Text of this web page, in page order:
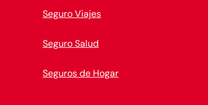
Seguro Viajes
Seguro Salud
Seguros de Hogar